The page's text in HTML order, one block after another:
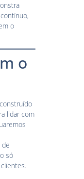
o
o
lidar com
de
só